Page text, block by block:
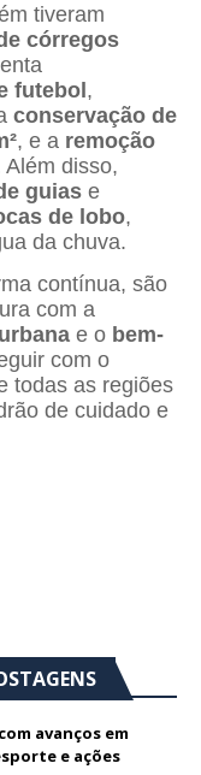
tiveram
córregos
futebol,
conservação de
, e a remoção
Além disso,
guias e
de lobo,
da chuva.
contínua, são
com a
e o bem-
com o
todas as regiões
de cuidado e
avanços em
e ações